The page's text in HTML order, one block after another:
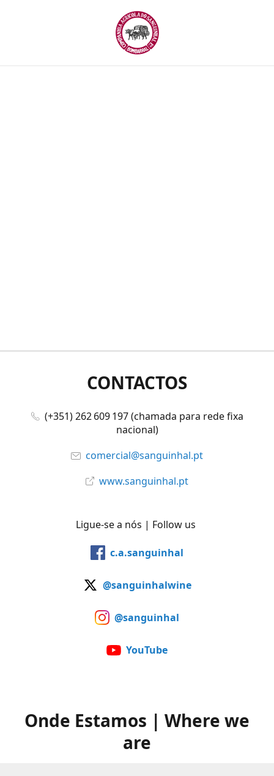
CONTACTOS
(+351) 262 609 197 (chamada para rede fixa
nacional)
comercial@sanguinhal.pt
www.sanguinhal.pt
Ligue-se a nós | Follow us
c.a.sanguinhal
@sanguinhalwine
@sanguinhal
YouTube
Onde Estamos | Where we
are